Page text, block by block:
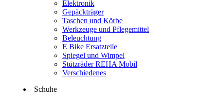
Elektronik
Gepäckträger
Taschen und Körbe
Werkzeuge und Pflegemittel
Beleuchtung
E Bike Ersatzteile
Spiegel und Wimpel
Stützräder REHA Mobil
Verschiedenes
Schuhe